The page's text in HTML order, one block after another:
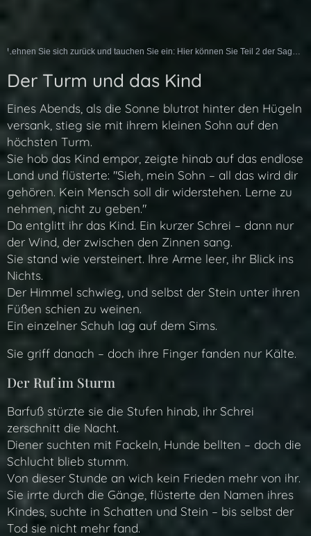
Lehnen Sie sich zurück und tauchen Sie ein: Hier können Sie Teil 2 der Sage als Hörspiel erleben:
Der Turm und das Kind
Eines Abends, als die Sonne blutrot hinter den Hügeln
versank, stieg sie mit ihrem kleinen Sohn auf den
höchsten Turm.
Sie hob das Kind empor, zeigte hinab auf das endlose
Land und flüsterte: "Sieh, mein Sohn – all das wird dir
gehören. Kein Mensch soll dir widerstehen. Lerne zu
nehmen, nicht zu geben."
Da entglitt ihr das Kind. Ein kurzer Schrei – dann nur
der Wind, der zwischen den Zinnen sang.
Sie stand wie versteinert. Ihre Arme leer, ihr Blick ins
Nichts.
Der Himmel schwieg, und selbst der Stein unter ihren
Füßen schien zu weinen.
Ein einzelner Schuh lag auf dem Sims.
Sie griff danach – doch ihre Finger fanden nur Kälte.
Der Ruf im Sturm
Barfuß stürzte sie die Stufen hinab, ihr Schrei
zerschnitt die Nacht.
Diener suchten mit Fackeln, Hunde bellten – doch die
Schlucht blieb stumm.
Von dieser Stunde an wich kein Frieden mehr von ihr.
Sie irrte durch die Gänge, flüsterte den Namen ihres
Kindes, suchte in Schatten und Stein – bis selbst der
Tod sie nicht mehr fand.